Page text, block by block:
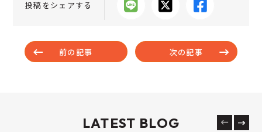
投稿をシェアする
前の記事 次の記事
LATEST BLOG